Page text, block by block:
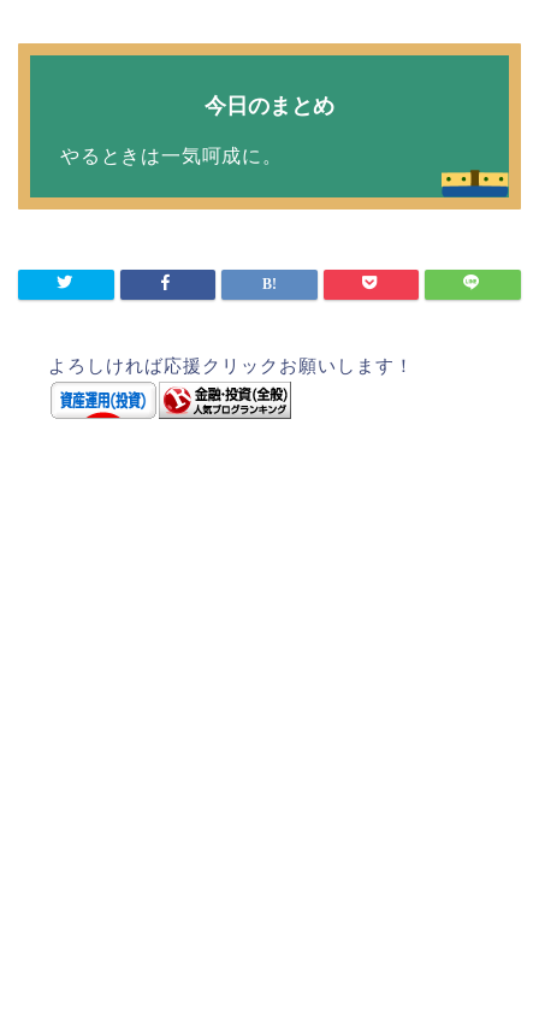
今日のまとめ
やるときは一気呵成に。
よろしければ応援クリックお願いします！